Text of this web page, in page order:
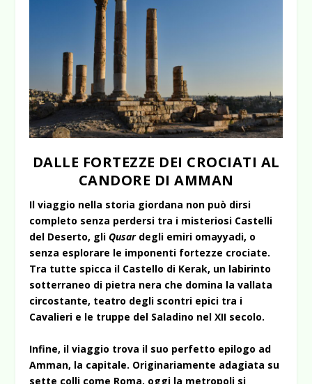
DALLE FORTEZZE DEI CROCIATI AL
CANDORE DI AMMAN
Il viaggio nella storia giordana non può dirsi
completo senza perdersi tra i misteriosi Castelli
del Deserto, gliQusardegli emiri omayyadi, o
senza esplorare le imponenti fortezze crociate.
Tra tutte spicca il Castello di Kerak, un labirinto
sotterraneo di pietra nera che domina la vallata
circostante, teatro degli scontri epici tra i
Cavalieri e le truppe del Saladino nel XII secolo.
Infine, il viaggio trova il suo perfetto epilogo ad
Amman, la capitale. Originariamente adagiata su
sette colli come Roma, oggi la metropoli si